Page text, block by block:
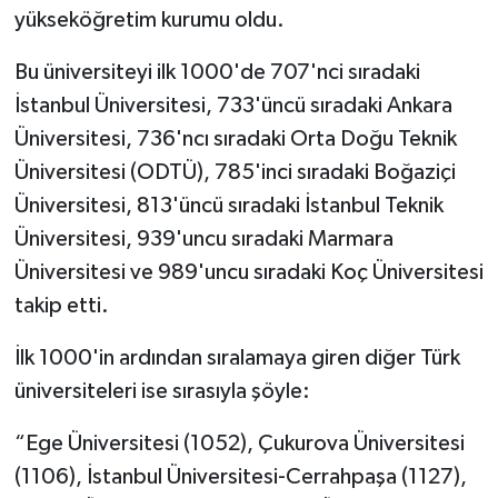
yükseköğretim kurumu oldu.
Bu üniversiteyi ilk 1000'de 707'nci sıradaki
İstanbul Üniversitesi, 733'üncü sıradaki Ankara
Üniversitesi, 736'ncı sıradaki Orta Doğu Teknik
Üniversitesi (ODTÜ), 785'inci sıradaki Boğaziçi
Üniversitesi, 813'üncü sıradaki İstanbul Teknik
Üniversitesi, 939'uncu sıradaki Marmara
Üniversitesi ve 989'uncu sıradaki Koç Üniversitesi
takip etti.
İlk 1000'in ardından sıralamaya giren diğer Türk
üniversiteleri ise sırasıyla şöyle:
“Ege Üniversitesi (1052), Çukurova Üniversitesi
(1106), İstanbul Üniversitesi-Cerrahpaşa (1127),